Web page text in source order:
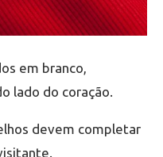
em branco,
lado do coração.
devem completar